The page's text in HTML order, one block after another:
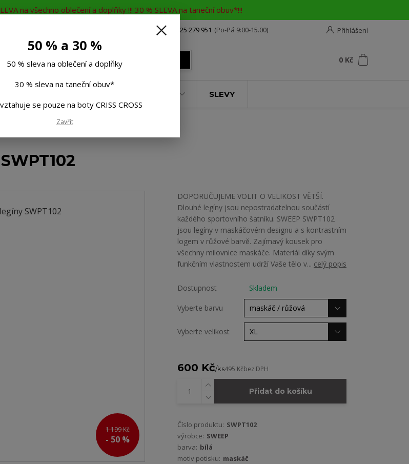
na všechno oblečení a doplňky !!! 30 % SLEVA na taneční obuv*!!!
Přihlášení
Rádi Vám poradíme 725 279 951 (Po-Pá 9:00-15.00)
0 Kč
SLEVY
SWPT102
1 199 Kč
- 50 %
DOPORUČUJEME VOLIT O VELIKOST VĚTŠÍ.
Dlouhé legíny jsou nepostradatelnou součástí
každého sportovního šatníku. SWEEP SWPT102
jsou legíny v maskáčovém designu a s kontrastním
logem v růžové barvě. Zajímavý kousek pro
všechny milovnice maskáče. Materiál díky svým
funkčním vlastnostem udrží Vaše tělo v... celý popis
Dostupnost Skladem
Vyberte barvu
Vyberte velikost
600 Kč/ks495 Kčbez DPH
Přidat do košíku
Číslo produktu: SWPT102
výrobce: SWEEP
barva: bílá
motiv potisku: maskáč
50 % a 30 %
50 % sleva na oblečení a doplňky
30 % sleva na taneční obuv*
se pouze na boty CRISS CROSS
Zavřít